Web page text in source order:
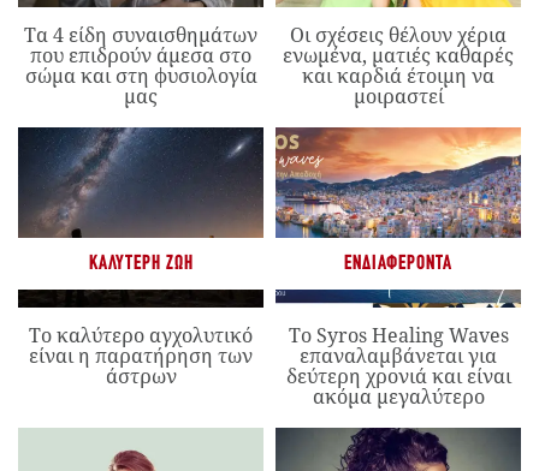
Τα 4 είδη συναισθημάτων
που επιδρούν άμεσα στο
σώμα και στη φυσιολογία
μας
Οι σχέσεις θέλουν χέρια
ενωμένα, ματιές καθαρές
και καρδιά έτοιμη να
μοιραστεί
ΚΑΛΎΤΕΡΗ ΖΩΉ
Το καλύτερο αγχολυτικό
είναι η παρατήρηση των
άστρων
ΕΝΔΙΑΦΈΡΟΝΤΑ
Το Syros Healing Waves
επαναλαμβάνεται για
δεύτερη χρονιά και είναι
ακόμα μεγαλύτερο